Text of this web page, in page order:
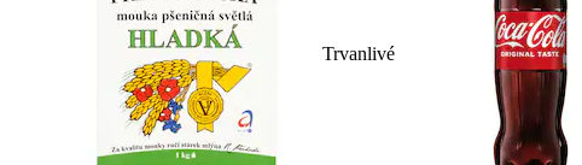
Trvanlivé